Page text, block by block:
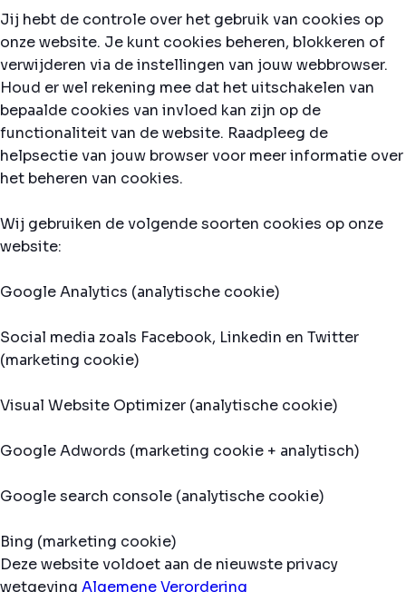
Jij hebt de controle over het gebruik van cookies op
onze website. Je kunt cookies beheren, blokkeren of
verwijderen via de instellingen van jouw webbrowser.
Houd er wel rekening mee dat het uitschakelen van
bepaalde cookies van invloed kan zijn op de
functionaliteit van de website. Raadpleeg de
helpsectie van jouw browser voor meer informatie over
het beheren van cookies.
Wij gebruiken de volgende soorten cookies op onze
website:
Google Analytics (analytische cookie)
Social media zoals Facebook, Linkedin en Twitter
(marketing cookie)
Visual Website Optimizer (analytische cookie)
Google Adwords (marketing cookie + analytisch)
Google search console (analytische cookie)
Bing (marketing cookie)
Deze website voldoet aan de nieuwste privacy
wetgeving Algemene Verordering